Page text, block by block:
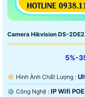
🔆 Với ưu điểm hình
cậy trên thị trường
Camera Hikvision DS-
5%-
🔅 Hình Ành Chất Lượng :
⚙ Công Nghệ : IP Wifi